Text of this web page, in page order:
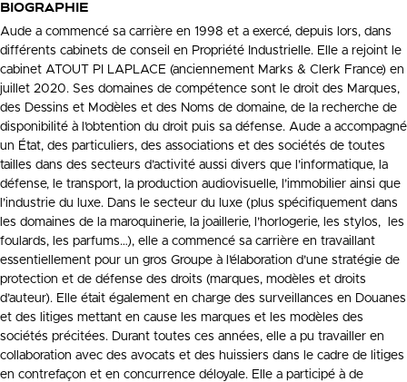
BIOGRAPHIE
Aude a commencé sa carrière en 1998 et a exercé, depuis lors, dans
différents cabinets de conseil en Propriété Industrielle. Elle a rejoint le
cabinet ATOUT PI LAPLACE (anciennement Marks & Clerk France) en
juillet 2020. Ses domaines de compétence sont le droit des Marques,
des Dessins et Modèles et des Noms de domaine, de la recherche de
disponibilité à l’obtention du droit puis sa défense. Aude a accompagné
un État, des particuliers, des associations et des sociétés de toutes
tailles dans des secteurs d’activité aussi divers que l’informatique, la
défense, le transport, la production audiovisuelle, l’immobilier ainsi que
l’industrie du luxe. Dans le secteur du luxe (plus spécifiquement dans
les domaines de la maroquinerie, la joaillerie, l’horlogerie, les stylos, les
foulards, les parfums…), elle a commencé sa carrière en travaillant
essentiellement pour un gros Groupe à l’élaboration d’une stratégie de
protection et de défense des droits (marques, modèles et droits
d’auteur). Elle était également en charge des surveillances en Douanes
et des litiges mettant en cause les marques et les modèles des
sociétés précitées. Durant toutes ces années, elle a pu travailler en
collaboration avec des avocats et des huissiers dans le cadre de litiges
en contrefaçon et en concurrence déloyale. Elle a participé à de